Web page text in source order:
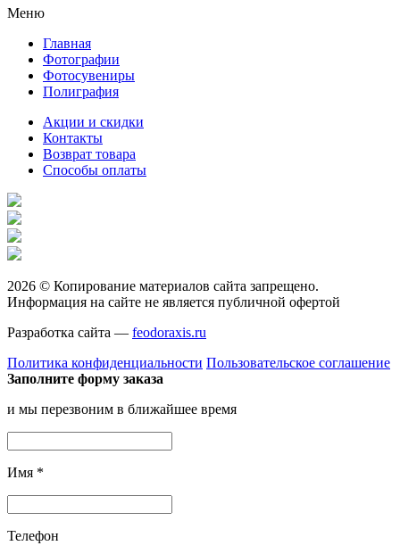
Меню
Главная
Фотографии
Фотосувениры
Полиграфия
Акции и скидки
Контакты
Возврат товара
Способы оплаты
2026 © Копирование материалов сайта запрещено.
Информация на сайте не является публичной офертой
Разработка сайта — feodoraxis.ru
Политика конфиденциальности Пользовательское соглашение
Заполните форму заказа
и мы перезвоним в ближайшее время
Имя *
Телефон